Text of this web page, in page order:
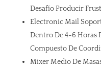
Desafío Producir
Electronic Mail
Dentro De 4-6 Horas
Compuesto De
Mixer Medio De